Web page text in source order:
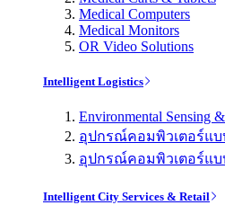
Medical Computers
Medical Monitors
OR Video Solutions
Intelligent Logistics
Environmental Sensing
อุปกรณ์คอมพิวเตอร์แบบ
อุปกรณ์คอมพิวเตอร์แบบ
Intelligent City Services & Retail